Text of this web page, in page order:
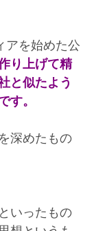
アを始めた公
り上げて精
と似たよう
す。
深めたもの
いったもの